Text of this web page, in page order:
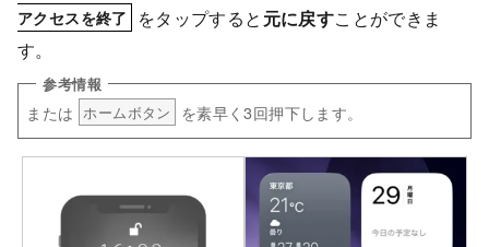
アクセスを終了
をタップすると 元に戻すことができま
す。
または ホームボタン を素早く3回押下します。